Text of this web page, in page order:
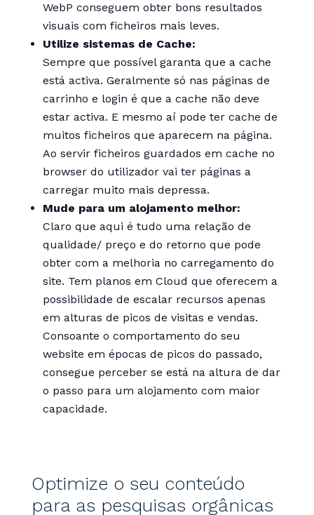
WebP conseguem obter bons resultados
visuais com ficheiros mais leves.
Utilize sistemas de Cache:
Sempre que possível garanta que a cache
está activa. Geralmente só nas páginas de
carrinho e login é que a cache não deve
estar activa. E mesmo aí pode ter cache de
muitos ficheiros que aparecem na página.
Ao servir ficheiros guardados em cache no
browser do utilizador vai ter páginas a
carregar muito mais depressa.
Mude para um alojamento melhor:
Claro que aqui é tudo uma relação de
qualidade/ preço e do retorno que pode
obter com a melhoria no carregamento do
site. Tem planos em Cloud que oferecem a
possibilidade de escalar recursos apenas
em alturas de picos de visitas e vendas.
Consoante o comportamento do seu
website em épocas de picos do passado,
consegue perceber se está na altura de dar
o passo para um alojamento com maior
capacidade.
Optimize o seu conteúdo
para as pesquisas orgânicas